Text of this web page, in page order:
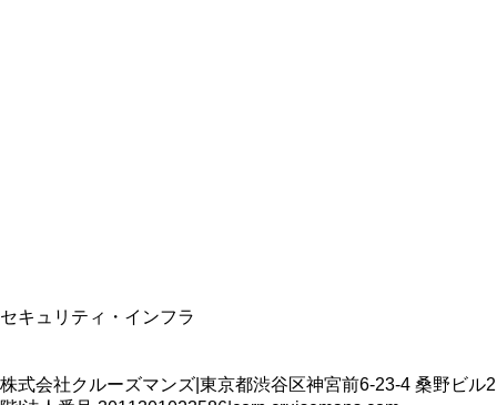
セキュリティ・インフラ
株式会社クルーズマンズ 東京都渋谷区神宮前6-23-4 桑野ビル2